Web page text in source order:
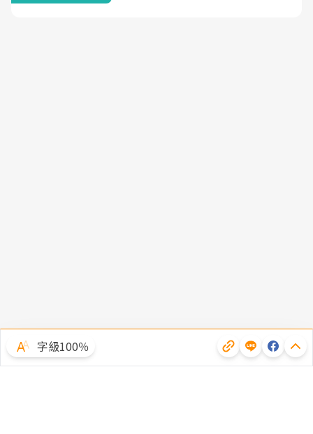
字級100％